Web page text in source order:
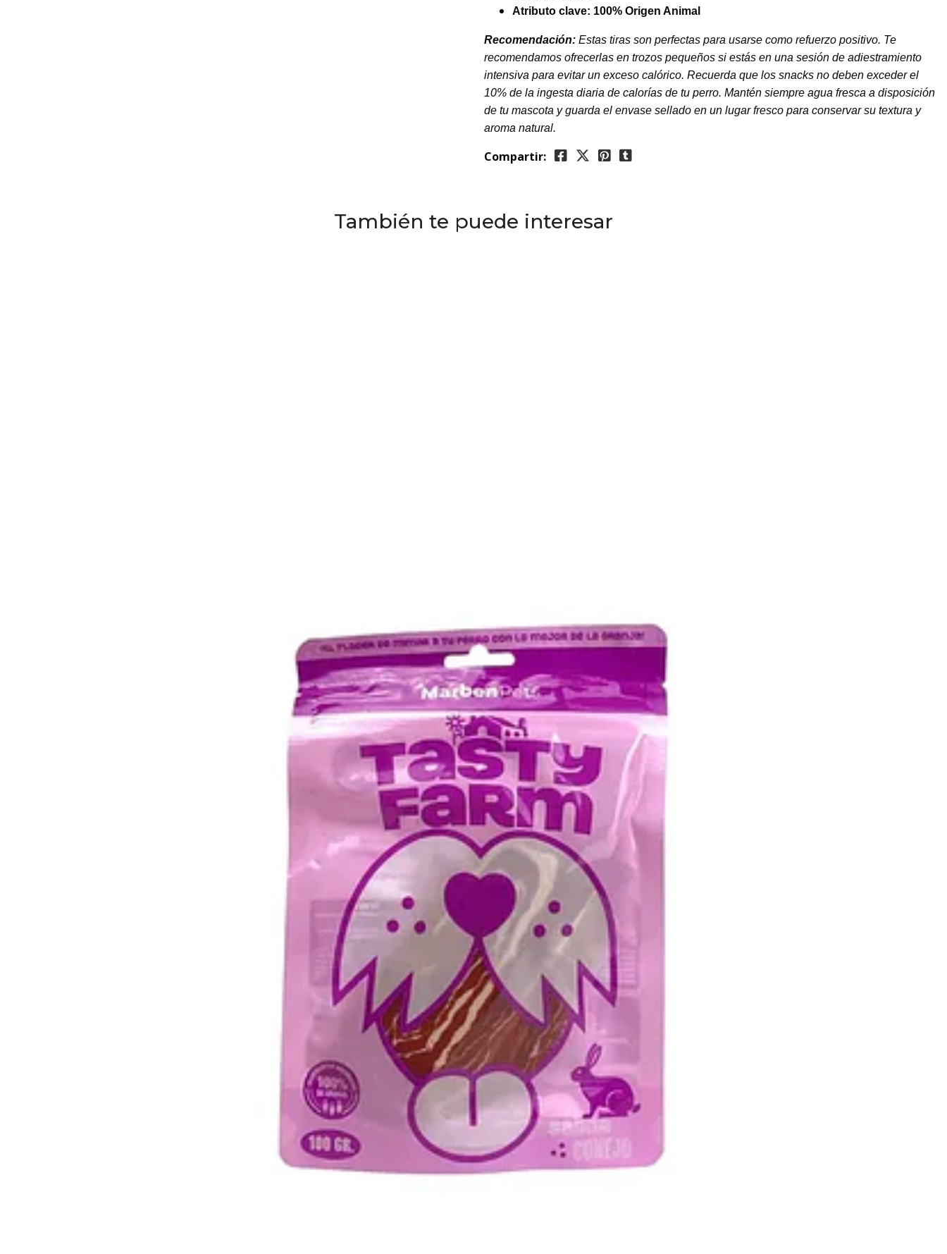
Atributo clave: 100% Origen Animal
Recomendación: Estas tiras son perfectas para usarse como refuerzo positivo. Te
recomendamos ofrecerlas en trozos pequeños si estás en una sesión de adiestramiento
intensiva para evitar un exceso calórico. Recuerda que los snacks no deben exceder el
10% de la ingesta diaria de calorías de tu perro. Mantén siempre agua fresca a disposición
de tu mascota y guarda el envase sellado en un lugar fresco para conservar su textura y
aroma natural.
Compartir:
También te puede interesar